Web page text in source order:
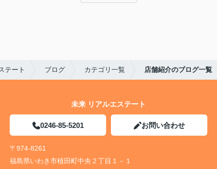
テート ブログ カテゴリ一覧 店舗紹介のブログ一覧
未来 リアルエステート
0246-85-5201 お問い合わせ
〒974-8261
福島県いわき市植田町中央２丁目１－１